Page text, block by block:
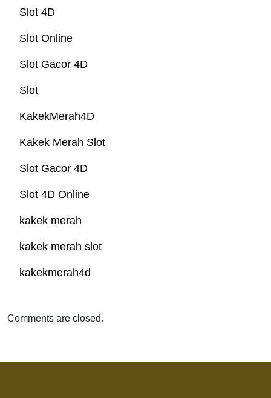
Slot 4D
Slot Online
Slot Gacor 4D
Slot
KakekMerah4D
Kakek Merah Slot
Slot Gacor 4D
Slot 4D Online
kakek merah
kakek merah slot
kakekmerah4d
Comments are closed.